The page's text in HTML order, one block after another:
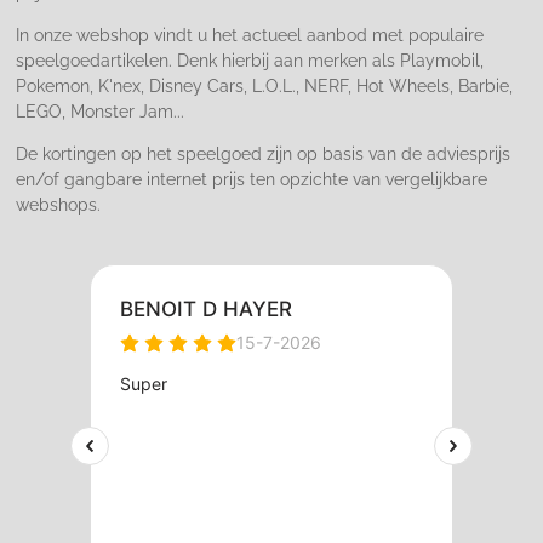
In onze webshop vindt u het actueel aanbod met populaire
speelgoedartikelen. Denk hierbij aan merken als Playmobil,
Pokemon, K'nex, Disney Cars, L.O.L., NERF, Hot Wheels, Barbie,
LEGO, Monster Jam...
De kortingen op het speelgoed zijn op basis van de adviesprijs
en/of gangbare internet prijs ten opzichte van vergelijkbare
webshops.